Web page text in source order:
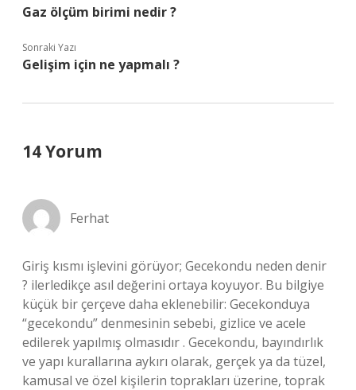
Gaz ölçüm birimi nedir ?
Sonraki Yazı
Gelişim için ne yapmalı ?
14 Yorum
Ferhat
Giriş kısmı işlevini görüyor; Gecekondu neden denir
? ilerledikçe asıl değerini ortaya koyuyor. Bu bilgiye
küçük bir çerçeve daha eklenebilir: Gecekonduya
“gecekondu” denmesinin sebebi, gizlice ve acele
edilerek yapılmış olmasıdır . Gecekondu, bayındırlık
ve yapı kurallarına aykırı olarak, gerçek ya da tüzel,
kamusal ve özel kişilerin toprakları üzerine, toprak